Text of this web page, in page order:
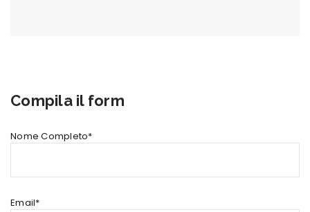
Compila il form
Nome Completo*
Email*